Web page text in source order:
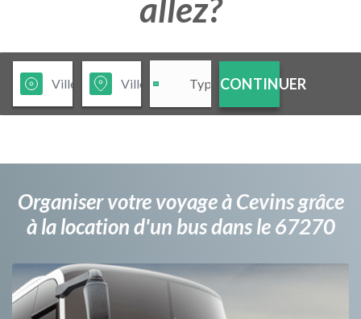
allez?
CONTINUER
Organiser votre voyage à Cevins grâce
à la location d'un bus dans le 67270